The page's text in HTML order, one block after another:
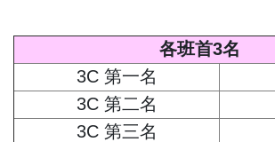
各班首3名
3C 第一名
3C 第二名
3C 第三名